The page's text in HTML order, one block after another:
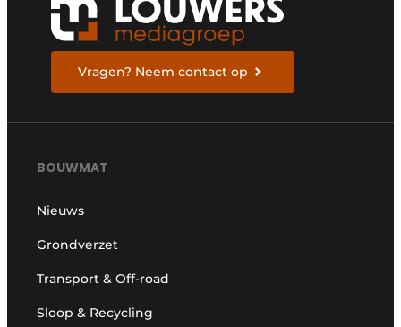
Vragen? Neem contact op
BOUWMAT
Nieuws
Grondverzet
Transport & Off-road
Sloop & Recycling